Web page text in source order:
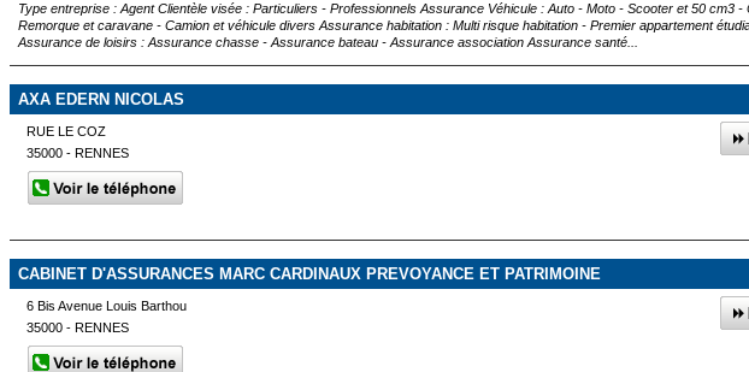
Type entreprise : Agent Clientèle visée : Particuliers - Professionnels Assurance Véhicule : Auto - Moto - Scooter et 50 cm3 -
Remorque et caravane - Camion et véhicule divers Assurance habitation : Multi risque habitation - Premier appartement
Assurance de loisirs : Assurance chasse - Assurance bateau - Assurance association Assurance santé...
AXA EDERN NICOLAS
RUE LE COZ
35000 - RENNES
CABINET D'ASSURANCES MARC CARDINAUX PREVOYANCE ET PATRIMOINE
6 Bis Avenue Louis Barthou
35000 - RENNES